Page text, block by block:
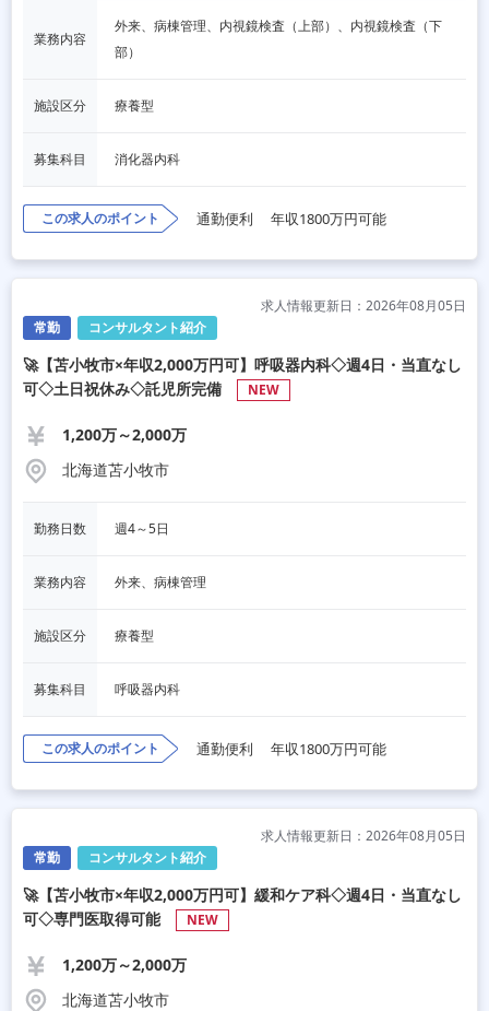
業務内容
外来、病棟管理、内視鏡検査（上部）、内視鏡検査（下
部）
施設区分 療養型
募集科目 消化器内科
この求人のポイント 通勤便利 年収1800万円可能
常勤 コンサルタント紹介
求人情報更新日：2026年08月05日
🚀【苫小牧市×年収2,000万円可】呼吸器内科◇週4日・当直なし
可◇土日祝休み◇託児所完備
NEW
1,200万～2,000万
北海道苫小牧市
勤務日数 週4～5日
業務内容 外来、病棟管理
施設区分 療養型
募集科目 呼吸器内科
この求人のポイント 通勤便利 年収1800万円可能
常勤 コンサルタント紹介
求人情報更新日：2026年08月05日
🚀【苫小牧市×年収2,000万円可】緩和ケア科◇週4日・当直なし
可◇専門医取得可能
NEW
1,200万～2,000万
北海道苫小牧市